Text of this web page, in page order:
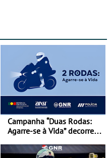
Campanha “Duas Rodas:
Agarre-se à Vida” decorre